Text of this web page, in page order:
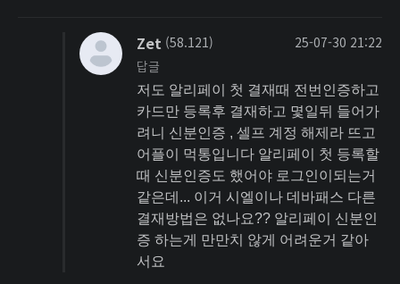
Zet (58.121)
25-07-30 21:22
답글
저도 알리페이 첫 결재때 전번인증하고
카드만 등록후 결재하고 몇일뒤 들어가
려니 신분인증 , 셀프 계정 해제라 뜨고
어플이 먹통입니다 알리페이 첫 등록할
때 신분인증도 했어야 로그인이되는거
같은데... 이거 시엘이나 데바패스 다른
결재방법은 없나요?? 알리페이 신분인
증 하는게 만만치 않게 어려운거 같아
서요